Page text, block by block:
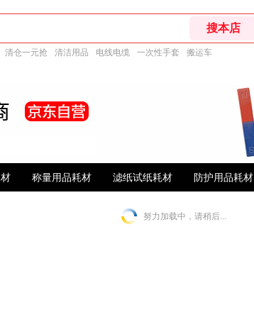
清仓一元抢 清洁用品 电线电缆 一次性手套 搬运车
称量用品耗材 滤纸试纸耗材 防护用品耗材
努力加载中，请稍后...